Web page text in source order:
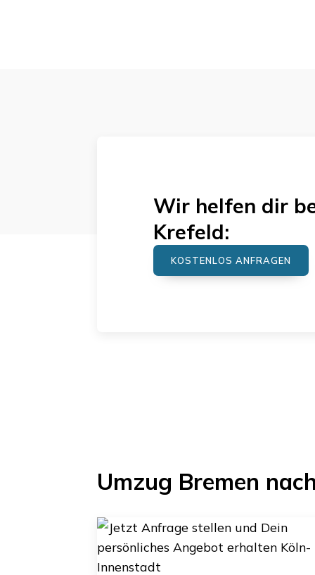
Wir helfen dir
Krefeld:
KOSTENLOS ANFRAGEN
Umzug Bremen